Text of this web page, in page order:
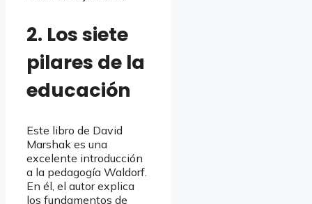
2. Los siete
pilares de la
educación
Este libro de David
Marshak es una
excelente introducción
a la pedagogía Waldorf.
En él, el autor explica
los fundamentos de